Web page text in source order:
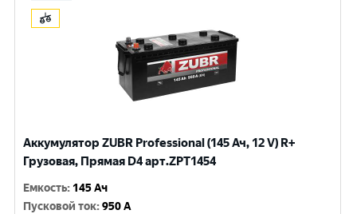
Аккумулятор ZUBR Professional (145 Ач, 12 V) R+
Грузовая, Прямая D4 арт.ZPT1454
Емкость: 145 Ач
Пусковой ток:950 A